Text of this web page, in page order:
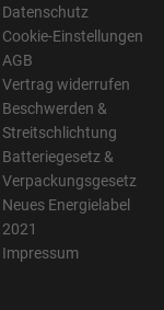
Datenschutz
Cookie-Einstellungen
AGB
Vertrag widerrufen
Beschwerden &
Streitschlichtung
Batteriegesetz &
Verpackungsgesetz
Neues Energielabel
2021
Impressum